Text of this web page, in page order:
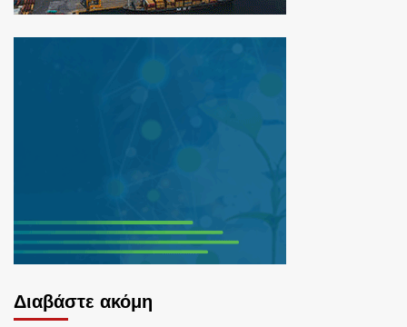
Διαβάστε ακόμη